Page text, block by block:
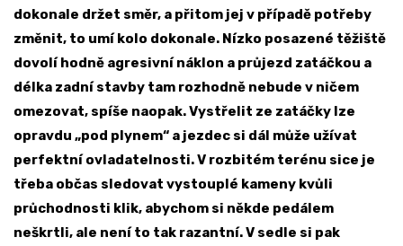
dokonale držet směr, a přitom jej v případě potřeby
změnit, to umí kolo dokonale. Nízko posazené těžiště
dovolí hodně agresivní náklon a průjezd zatáčkou a
délka zadní stavby tam rozhodně nebude v ničem
omezovat, spíše naopak. Vystřelit ze zatáčky lze
opravdu „pod plynem“ a jezdec si dál může užívat
perfektní ovladatelnosti. V rozbitém terénu sice je
třeba občas sledovat vystouplé kameny kvůli
průchodnosti klik, abychom si někde pedálem
neškrtli, ale není to tak razantní. V sedle si pak